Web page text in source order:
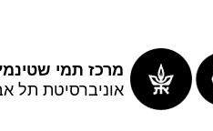
מרכז תמי
אוניברסיטת תל